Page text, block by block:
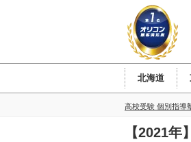
北海道
高校受験 個別指導
【2021